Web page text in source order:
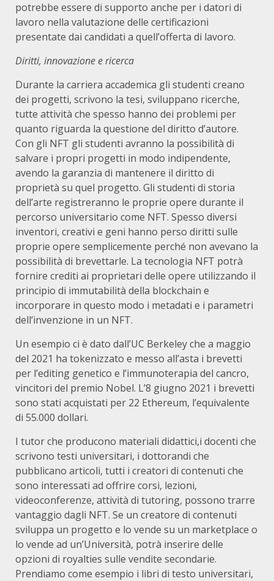
potrebbe essere di supporto anche per i datori di
lavoro nella valutazione delle certificazioni
presentate dai candidati a quell’offerta di lavoro.
Diritti, innovazione e ricerca
Durante la carriera accademica gli studenti creano
dei progetti, scrivono la tesi, sviluppano ricerche,
tutte attività che spesso hanno dei problemi per
quanto riguarda la questione del diritto d’autore.
Con gli NFT gli studenti avranno la possibilità di
salvare i propri progetti in modo indipendente,
avendo la garanzia di mantenere il diritto di
proprietà su quel progetto. Gli studenti di storia
dell’arte registreranno le proprie opere durante il
percorso universitario come NFT. Spesso diversi
inventori, creativi e geni hanno perso diritti sulle
proprie opere semplicemente perché non avevano la
possibilità di brevettarle. La tecnologia NFT potrà
fornire crediti ai proprietari delle opere utilizzando il
principio di immutabilità della blockchain e
incorporare in questo modo i metadati e i parametri
dell’invenzione in un NFT.
Un esempio ci è dato dall’UC Berkeley che a maggio
del 2021 ha tokenizzato e messo all’asta i brevetti
per l’editing genetico e l’immunoterapia del cancro,
vincitori del premio Nobel. L’8 giugno 2021 i brevetti
sono stati acquistati per 22 Ethereum, l’equivalente
di 55.000 dollari.
I tutor che producono materiali didattici,i docenti che
scrivono testi universitari, i dottorandi che
pubblicano articoli, tutti i creatori di contenuti che
sono interessati ad offrire corsi, lezioni,
videoconferenze, attività di tutoring, possono trarre
vantaggio dagli NFT. Se un creatore di contenuti
sviluppa un progetto e lo vende su un marketplace o
lo vende ad un’Università, potrà inserire delle
opzioni di royalties sulle vendite secondarie.
Prendiamo come esempio i libri di testo universitari,